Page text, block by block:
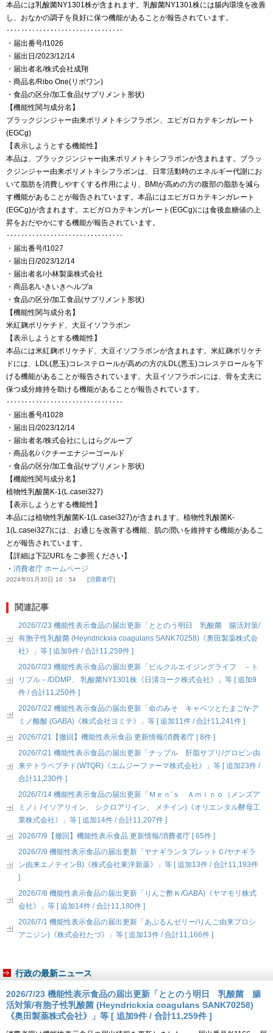
本品には乳酸菌NY1301株が含まれます。乳酸菌NY1301株には腸内環境を改善
し、おなかの調子を良好に保つ機能があることが報告されています。
‥‥‥‥‥‥‥‥‥‥‥‥‥‥‥‥
・届出番号/I1026
・届出日/2023/12/14
・届出者名/株式会社成翔
・商品名/Ribo One(リボワン)
・食品の区分/加工食品(サプリメント形状)
【機能性関与成分名】
ブラックジンジャー由来ポリメトキシフラボン、エピガロカテキンガレート
(EGCg)
【表示しようとする機能性】
本品は、ブラックジンジャー由来ポリメトキシフラボンが含まれます。ブラッ
クジンジャー由来ポリメトキシフラボンは、日常活動時のエネルギー代謝にお
いて脂肪を消費しやすくする作用により、BMIが高めの方の腹部の脂肪を減ら
す機能があることが報告されています。本品にはエピガロカテキンガレート
(EGCg)が含まれます。エピガロカテキンガレート(EGCg)には食後血糖値の上
昇をおだやかにする機能が報告されています。
‥‥‥‥‥‥‥‥‥‥‥‥‥‥‥‥
・届出番号/I1027
・届出日/2023/12/14
・届出者名/小林製薬株式会社
・商品名/いきいきヘルプa
・食品の区分/加工食品(サプリメント形状)
【機能性関与成分名】
米紅麹ポリケチド、大豆イソフラボン
【表示しようとする機能性】
本品には米紅麹ポリケチド、大豆イソフラボンが含まれます。米紅麹ポリケチ
ドには、LDL(悪玉)コレステロールが高めの方のLDL(悪玉)コレステロールを下
げる機能があることが報告されています。大豆イソフラボンには、骨を丈夫に
保つ成分維持を助ける機能があることが報告されています。
‥‥‥‥‥‥‥‥‥‥‥‥‥‥‥‥
・届出番号/I1028
・届出日/2023/12/14
・届出者名/株式会社にしはらグループ
・商品名/パクチーエナジーゴールド
・食品の区分/加工食品(サプリメント形状)
【機能性関与成分名】
植物性乳酸菌K-1(L.casei327)
【表示しようとする機能性】
本品には植物性乳酸菌K-1(L.casei327)が含まれます。植物性乳酸菌K-
1(L.casei327)には、お通じを改善する機能、肌の潤いを維持する機能があるこ
とが報告されています。
【詳細は下記URLをご参照ください】
・ 消費者庁 ホームページ
2024年01月30日 16：54 消費者庁
関連記事
2026/7/23 機能性表示食品の届出更新「ととのう明日 乳酸菌 腸活対策/
有胞子性乳酸菌 (Heyndrickxia coagulans SANK70258)《奥田製薬株式会
社》」等 [ 追加9件 / 合計11,259件 ]
2026/7/23 機能性表示食品の届出更新「ピルクルエイジングライフ －ト
リプル－/DDMP、 乳酸菌NY1301株《日清ヨーク株式会社》」等 [ 追加9
件 / 合計11,250件 ]
2026/7/22 機能性表示食品の届出更新「命のみそ キャベツとたまご/γ-ア
ミノ酪酸 (GABA)《株式会社ヨミテ》」等 [ 追加11件 / 合計11,241件 ]
2026/7/21【撤回】機能性表示食品 更新情報/消費者庁 [ 8件 ]
2026/7/21 機能性表示食品の届出更新「ナップル 肝脂サプリ/グロビン由
来テトラペプチド(WTQR)《エムジーファーマ株式会社》」等 [ 追加23件 /
合計11,230件 ]
2026/7/14 機能性表示食品の届出更新「Ｍｅｎ’ｓ Ａｍｉｎｏ（メンズア
ミノ）/イソアリイン、 シクロアリイン、 メチイン)《オリエンタル酵母工
業株式会社》」等 [ 追加14件 / 合計11,207件 ]
2026/7/9【撤回】機能性表示食品 更新情報/消費者庁 [ 65件 ]
2026/7/9 機能性表示食品の届出更新「ヤナギランタブレットＣ/ヤナギラ
ン由来エノテインB)《株式会社東洋新薬》」等 [ 追加13件 / 合計11,193件
]
2026/7/8 機能性表示食品の届出更新「りんご酢Ｋ/GABA)《ヤマモリ株式
会社》」等 [ 追加14件 / 合計11,180件 ]
2026/7/1 機能性表示食品の届出更新「あぷるんゼリー/りんご由来プロシ
アニジン)《株式会社たづ》」等 [ 追加13件 / 合計11,166件 ]
行政の最新ニュース
2026/7/23 機能性表示食品の届出更新「ととのう明日 乳酸菌 腸
活対策/有胞子性乳酸菌 (Heyndrickxia coagulans SANK70258)
《奥田製薬株式会社》」等 [ 追加9件 / 合計11,259件 ]